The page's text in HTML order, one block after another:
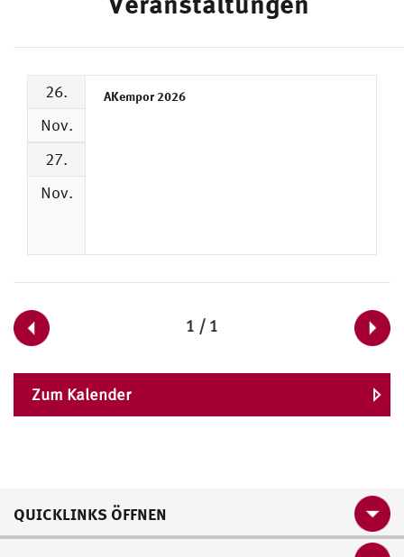
AKempor 2026
26.
Nov.
27.
Nov.
1 / 1
Zum Kalender
QUICKLINKS ÖFFNEN